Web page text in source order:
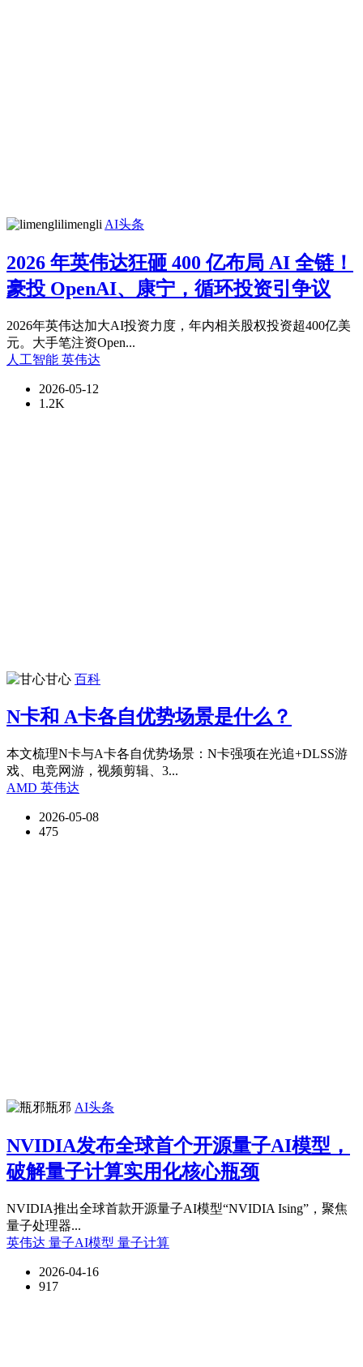
limengli AI头条
2026 年英伟达狂砸 400 亿布局 AI 全链！
豪投 OpenAI、康宁，循环投资引争议
2026年英伟达加大AI投资力度，年内相关股权投资超400亿美
元。大手笔注资Open...
人工智能 英伟达
2026-05-12
1.2K
甘心 百科
N卡和 A卡各自优势场景是什么？
本文梳理N卡与A卡各自优势场景：N卡强项在光追+DLSS游
戏、电竞网游，视频剪辑、3...
AMD 英伟达
2026-05-08
475
瓶邪 AI头条
NVIDIA发布全球首个开源量子AI模型，
破解量子计算实用化核心瓶颈
NVIDIA推出全球首款开源量子AI模型“NVIDIA Ising”，聚焦
量子处理器...
英伟达 量子AI模型 量子计算
2026-04-16
917